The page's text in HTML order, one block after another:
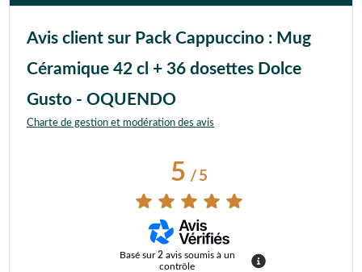
Avis client sur Pack Cappuccino : Mug
Céramique 42 cl + 36 dosettes Dolce
Gusto - OQUENDO
Charte de gestion et modération des avis
5/ 5
Basé sur2 avis soumis à un
contrôle